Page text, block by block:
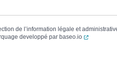
de l’information légale et
developpé par baseo.io (ouverture